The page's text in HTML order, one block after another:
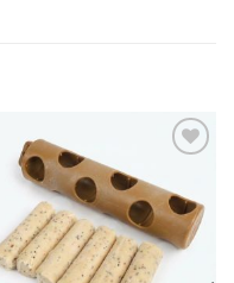
aan
favorieten